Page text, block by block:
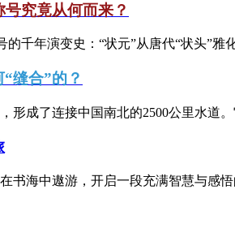
究竟从何而来？
的千年演变史：“状元”从唐代“状头”雅
缝合”的？
形成了连接中国南北的2500公里水道
书海中遨游，开启一段充满智慧与感